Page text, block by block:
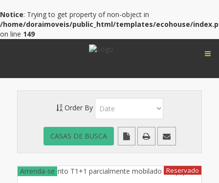
Notice: Trying to get property of non-object in
/home/doraimoveis/public_html/templates/ecohouse/
on line 149
Order By
Reservado
Arrenda-se